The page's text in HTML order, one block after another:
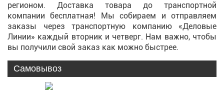
регионом. Доставка товара до транспортной
компании бесплатная! Мы собираем и отправляем
заказы через транспортную компанию «Деловые
Линии» каждый вторник и четверг. Нам важно, чтобы
вы получили свой заказ как можно быстрее.
Самовывоз